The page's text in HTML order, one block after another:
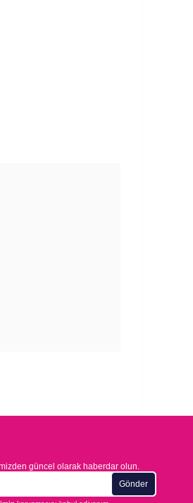
güncel olarak haberdar olun.
Gönder